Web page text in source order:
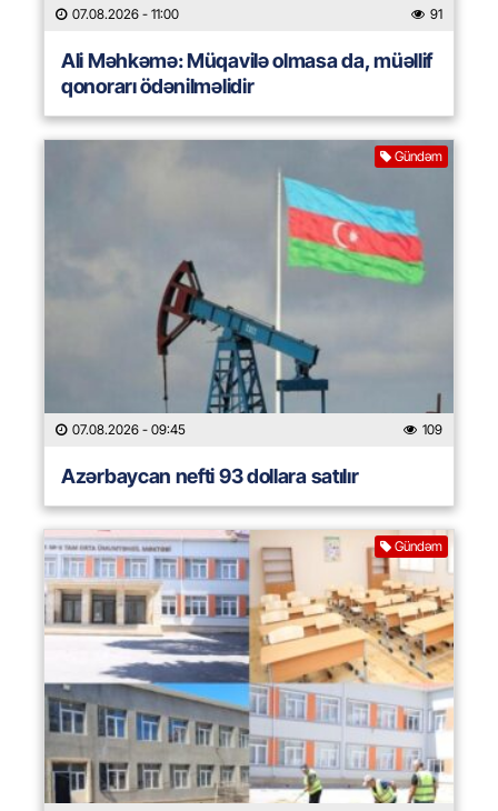
07.08.2026 - 11:00 91
Ali Məhkəmə: Müqavilə olmasa da, müəllif
qonorarı ödənilməlidir
Gündəm
07.08.2026 - 09:45 109
Azərbaycan nefti 93 dollara satılır
Gündəm